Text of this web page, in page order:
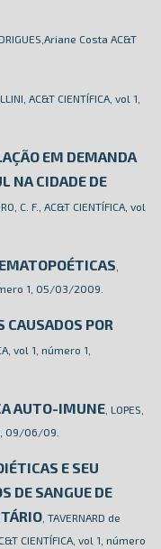
Costa AC&T
AC&T CIENTÍFICA, vol 1,
EM DEMANDA
NA CIDADE DE
C. F., AC&T CIENTÍFICA, vol
1, 05/03/2009.
CAUSADOS POR
vol 1, número 1,
AUTO-IMUNE , LOPES,
09/06/09.
E SEU
DE SANGUE DE
, TAVERNARD de
CIENTÍFICA, vol 1, número